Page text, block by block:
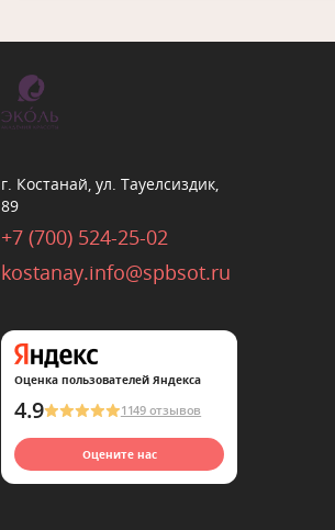
г. Костанай, ул. Тауелсиздик,
89
+7 (700) 524-25-02
kostanay.info@spbsot.ru
Оценка пользователей Яндекса
4.9 1149 отзывов
Оцените нас